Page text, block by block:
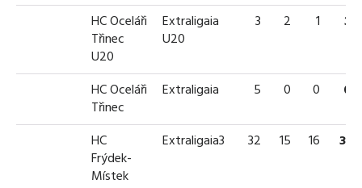
HC Oceláři
Třinec
U20
Extraligaia
U20
3 2 1 3
HC Oceláři
Třinec
Extraligaia 5 0 0 0
HC
Frýdek-
Místek
Extraligaia3 32 15 16 31